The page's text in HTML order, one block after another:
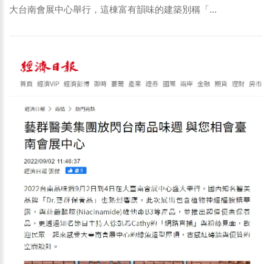
大台南會展中心舉行，這棟富有韻味的建築別稱「...